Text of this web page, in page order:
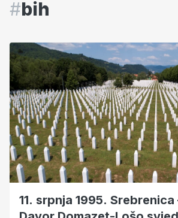
#bih
11. srpnja 1995. Srebrenica